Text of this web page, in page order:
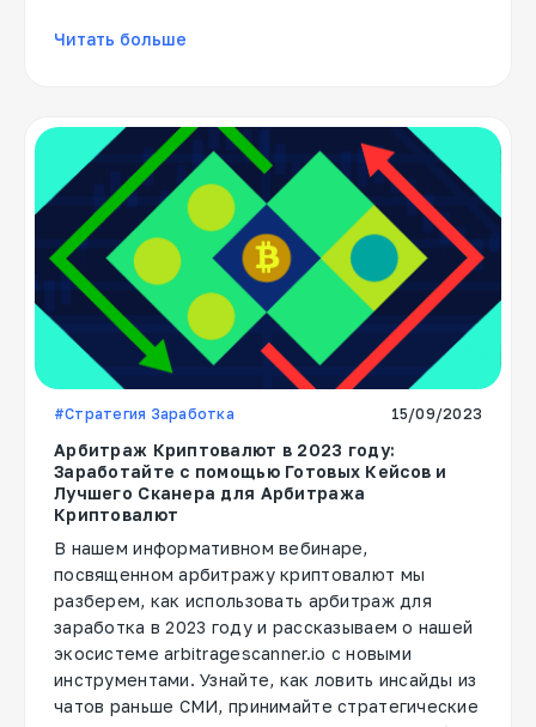
Читать больше
#Стратегия Заработка 15/09/2023
Арбитраж Криптовалют в 2023 году:
Заработайте с помощью Готовых Кейсов и
Лучшего Сканера для Арбитража
Криптовалют
В нашем информативном вебинаре,
посвященном арбитражу криптовалют мы
разберем, как использовать арбитраж для
заработка в 2023 году и рассказываем о нашей
экосистеме arbitragescanner.io с новыми
инструментами. Узнайте, как ловить инсайды из
чатов раньше СМИ, принимайте стратегические